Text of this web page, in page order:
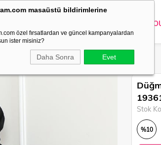
masaüstü bildirimlerine
özel fırsatlardan ve güncel kampanyalardan
ister misiniz?
Daha Sonra Evet
Stok
%10